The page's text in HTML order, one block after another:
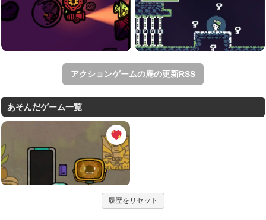
アクションゲームの庵の更新RSS
あそんだゲーム一覧
履歴をリセット